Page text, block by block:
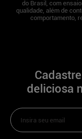
Eles é que são
mim!! O
Bella são
fico
para prestigiar
muitos elogios
Fernanda
do Brasil, com
qualidade, além de
comportamento,
deliciosa